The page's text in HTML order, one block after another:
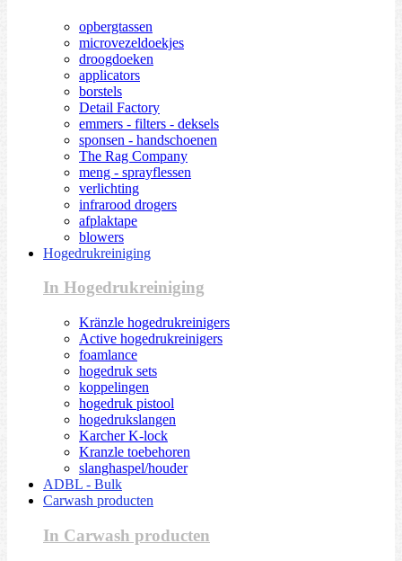
opbergtassen
microvezeldoekjes
droogdoeken
applicators
borstels
Detail Factory
emmers - filters - deksels
sponsen - handschoenen
The Rag Company
meng - sprayflessen
verlichting
infrarood drogers
afplaktape
blowers
Hogedrukreiniging
In Hogedrukreiniging
Kränzle hogedrukreinigers
Active hogedrukreinigers
foamlance
hogedruk sets
koppelingen
hogedruk pistool
hogedrukslangen
Karcher K-lock
Kranzle toebehoren
slanghaspel/houder
ADBL - Bulk
Carwash producten
In Carwash producten